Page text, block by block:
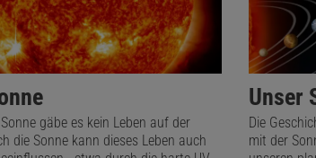
gäbe es kein Leben auf der
die Sonne kann dieses Leben auch
Unser
Die
mit der